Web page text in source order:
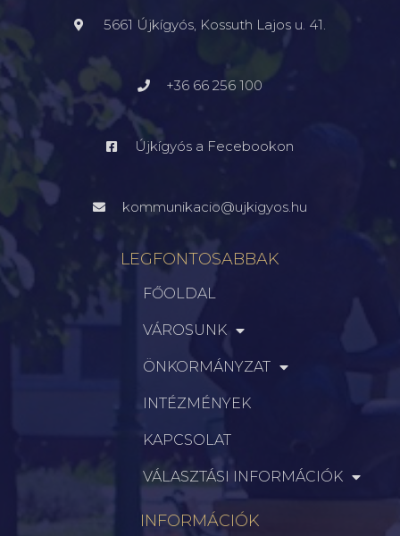
5661 Újkígyós, Kossuth Lajos u. 41.
+36 66 256 100
Újkígyós a Fecebookon
kommunikacio@ujkigyos.hu
LEGFONTOSABBAK
FŐOLDAL
VÁROSUNK
ÖNKORMÁNYZAT
INTÉZMÉNYEK
KAPCSOLAT
VÁLASZTÁSI INFORMÁCIÓK
INFORMÁCIÓK